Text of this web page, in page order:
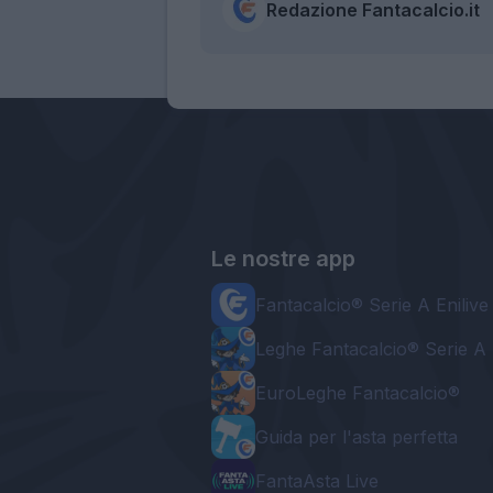
Redazione Fantacalcio.it
Le nostre app
Fantacalcio® Serie A Enilive
Leghe Fantacalcio® Serie A
EuroLeghe Fantacalcio®
Guida per l'asta perfetta
FantaAsta Live